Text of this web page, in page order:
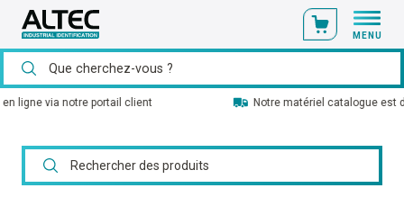
MENU
Notre matériel catalogue est disponible en stock